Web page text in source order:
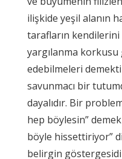
ilişkide yeşil alanın
tarafların kendilerini
yargılanma
edebilmeleri
savunmacı bir
dayalıdır. Bir
hep böylesin”
böyle hissettiriyor”
belirgin